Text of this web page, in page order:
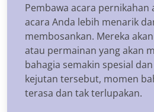
Pembawa acara pernikahan
acara Anda lebih menarik
membosankan. Mereka
atau permainan yang akan
bahagia semakin spesial
kejutan tersebut, momen
terasa dan tak terlupakan.